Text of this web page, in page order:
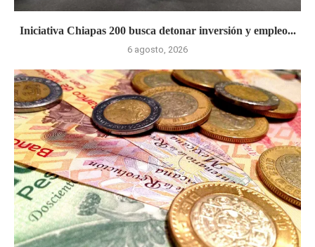
Iniciativa Chiapas 200 busca detonar inversión y empleo...
6 agosto, 2026